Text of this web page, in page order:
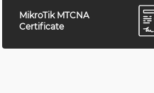
MikroTik MTCNA
Certificate